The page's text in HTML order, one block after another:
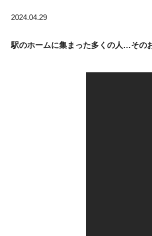
2024.04.29
駅のホームに集まった多くの人…その